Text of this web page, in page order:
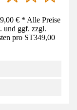
€ * Alle Preise
und ggf. zzgl.
pro ST349,00